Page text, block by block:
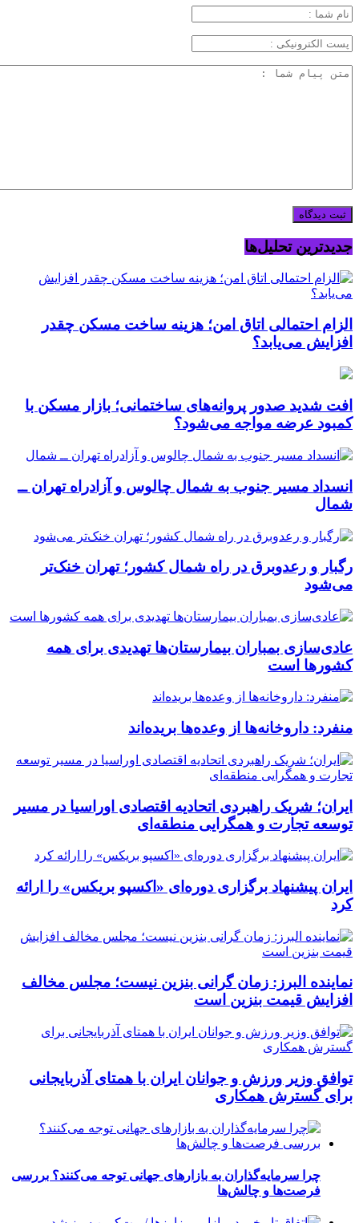
جدیدترین تحلیل‌ها
الزام احتمالی اتاق امن؛ هزینه ساخت مسکن چقدر
افزایش می‌یابد؟
افت شدید صدور پروانه‌های ساختمانی؛ بازار مسکن با
کمبود عرضه مواجه می‌شود؟
انسداد مسیر جنوب به شمال چالوس و آزادراه تهران ــ
شمال
رگبار و رعدوبرق در راه شمال کشور؛ تهران خنک‌تر
می‌شود
عادی‌سازی بمباران بیمارستان‌ها تهدیدی برای همه
کشورها است
منفرد: داروخانه‌ها از وعده‌ها بریده‌اند
ایران؛ شریک راهبردی اتحادیه اقتصادی اوراسیا در مسیر
توسعه تجارت و همگرایی منطقه‌ای
ایران پیشنهاد برگزاری دوره‌ای «اکسپو بریکس» را ارائه
کرد
نماینده البرز: زمان گرانی بنزین نیست؛ مجلس مخالف
افزایش قیمت بنزین است
توافق وزیر ورزش و جوانان ایران با همتای آذربایجانی
برای گسترش همکاری
چرا سرمایه‌گذاران به بازارهای جهانی توجه می‌کنند؟ بررسی
فرصت‌ها و چالش‌ها